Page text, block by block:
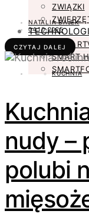
ZWIĄZKI
AGD I
SMART
NATALIA BAJEK
04.10.2025
CZYTAJ DALEJ
KUCHNIA
nudy –
polubi